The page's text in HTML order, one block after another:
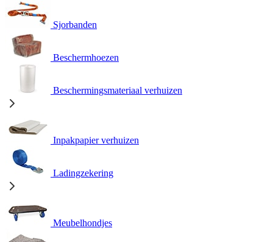
Sjorbanden
Beschermhoezen
Beschermingsmateriaal verhuizen
Inpakpapier verhuizen
Ladingzekering
Meubelhondjes